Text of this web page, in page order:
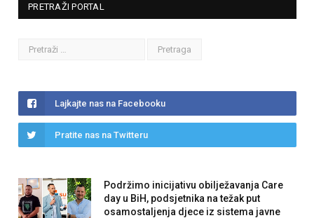
PRETRAŽI PORTAL
Lajkajte nas na Facebooku
Pratite nas na Twitteru
Podržimo inicijativu obilježavanja Care
day u BiH, podsjetnika na težak put
osamostaljenja djece iz sistema javne